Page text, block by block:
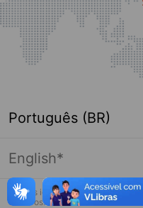
Desculpe, algo
Português (BR)
English*
* Esses idiomas serão
terceiros.